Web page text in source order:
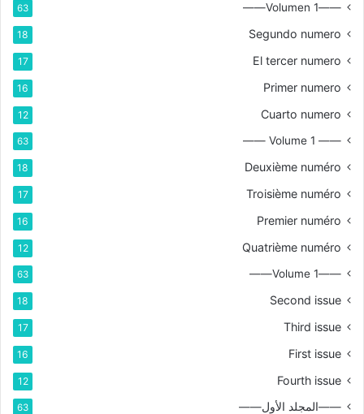
——Volumen 1——
63
Segundo numero
18
El tercer numero
17
Primer numero
16
Cuarto numero
12
—— Volume 1 ——
63
Deuxième numéro
18
Troisième numéro
17
Premier numéro
16
Quatrième numéro
12
——Volume 1——
63
Second issue
18
Third issue
17
First issue
16
Fourth issue
12
——المجلد الأول—— 63